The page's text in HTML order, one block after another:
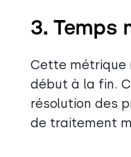
3. Temps
Cette métrique
début à la fin.
résolution des
de traitement